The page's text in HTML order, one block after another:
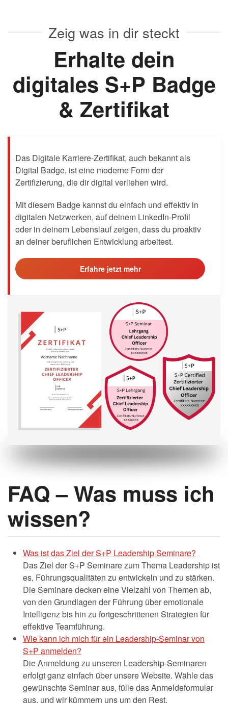
Zeig was in dir steckt
Erhalte dein
digitales S+P Badge
& Zertifikat
Das Digitale Karriere-Zertifikat, auch bekannt als
Digital Badge, ist eine moderne Form der
Zertifizierung, die dir digital verliehen wird.
Mit diesem Badge kannst du einfach und effektiv in
digitalen Netzwerken, auf deinem LinkedIn-Profil
oder in deinem Lebenslauf zeigen, dass du proaktiv
an deiner beruflichen Entwicklung arbeitest.
Erfahre jetzt mehr
FAQ – Was muss ich
wissen?
Was ist das Ziel der S+P Leadership Seminare?
Das Ziel der S+P Seminare zum Thema Leadership ist
es, Führungsqualitäten zu entwickeln und zu stärken.
Die Seminare decken eine Vielzahl von Themen ab,
von den Grundlagen der Führung über emotionale
Intelligenz bis hin zu fortgeschrittenen Strategien für
effektive Teamführung.
Wie kann ich mich für ein Leadership-Seminar von
S+P anmelden?
Die Anmeldung zu unseren Leadership-Seminaren
erfolgt ganz einfach über unsere Website. Wähle das
gewünschte Seminar aus, fülle das Anmeldeformular
aus, und wir kümmern uns um den Rest.